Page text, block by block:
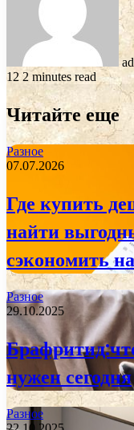
122 minutes read
Читайте еще
Разное
07.07.2026
Где купить
найти
сэкономить
Разное
29.10.2025
нужен сегодня
Разное